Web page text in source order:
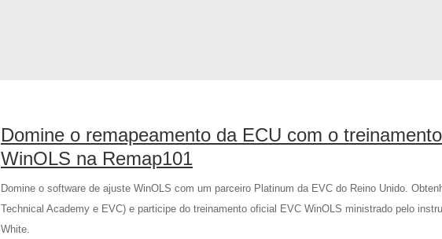
Domine o remapeamento da ECU com o
WinOLS na Remap101
Domine o software de ajuste WinOLS com um parceiro Platinum da EVC do Reino Unido.
Technical Academy e EVC) e participe do treinamento oficial EVC WinOLS ministrado pelo
White.